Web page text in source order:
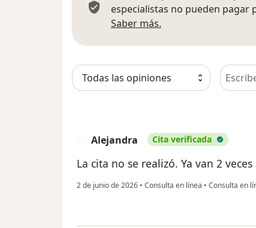
especialistas no pueden
Saber más.
Busca
Alejandra Cita verificada
La cita no se realizó. Ya van 2
2 de junio de 2026 • Consulta en línea • Consulta en